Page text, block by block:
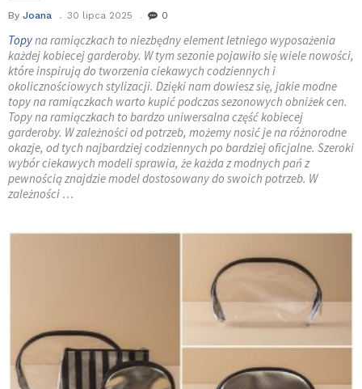
By Joana 30 lipca 2025 0
Topyna ramiączkach to niezbędny element letniego wyposażenia
każdej kobiecej garderoby. W tym sezonie pojawiło się wiele nowości,
które inspirują do tworzenia ciekawych codziennych i
okolicznościowych stylizacji. Dzięki nam dowiesz się, jakie modne
topy na ramiączkach warto kupić podczas sezonowych obniżek cen.
Topy na ramiączkach to bardzo uniwersalna część kobiecej
garderoby. W zależności od potrzeb, możemy nosić je na różnorodne
okazje, od tych najbardziej codziennych po bardziej oficjalne. Szeroki
wybór ciekawych modeli sprawia, że każda z modnych pań z
pewnością znajdzie model dostosowany do swoich potrzeb. W
zależności …